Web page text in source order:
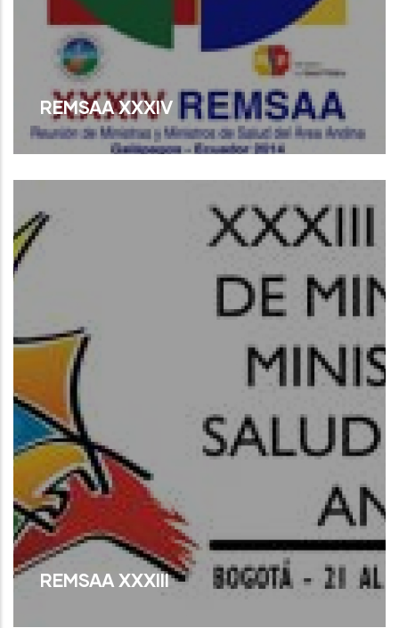
REMSAA XXXIV
Read More
REMSAA XXXIII